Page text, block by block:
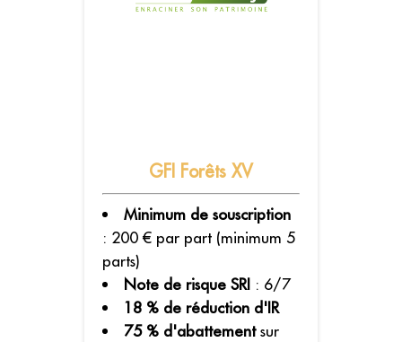
GFI Forêts XV
Minimum de souscription
: 200 € par part (minimum 5
parts)
Note de risque SRI : 6/7
18 % de réduction d'IR
75 % d'abattementsur